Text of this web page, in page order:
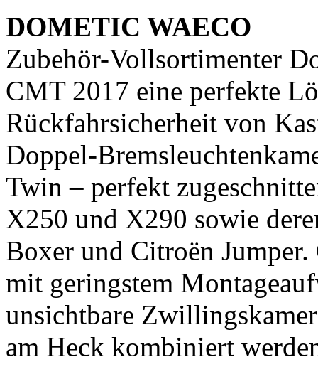
DOMETIC WAECO
Zubehör-Vollsortimenter
CMT 2017 eine perfekte
Rückfahrsicherheit von
Doppel-
Twin – perfekt
X250 und X290 sowie
Boxer und Citroën
mit geringstem
unsichtbare
am Heck kombiniert